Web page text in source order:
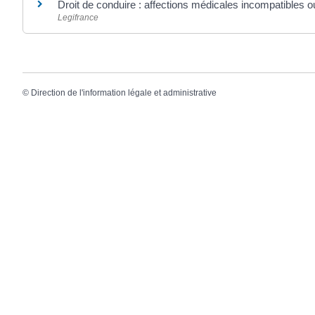
Droit de conduire : affections médicales incompatibles
Legifrance
© Direction de l'information légale et administrative